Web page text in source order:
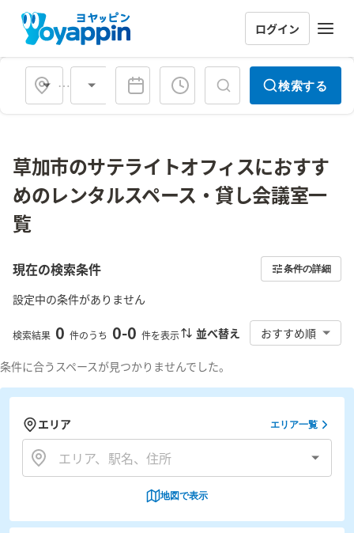
ログイン
会場タイプ 検索する
草加市のサテライトオフィスにおすす
めのレンタルスペース・貸し会議室一
覧
現在の検索条件 条件の詳細
設定中の条件がありません
検索結果 0 件のうち 0-0 件を表示 並べ替え おすすめ順
条件に合うスペースが見つかりませんでした。
エリア エリア一覧
地図で表示